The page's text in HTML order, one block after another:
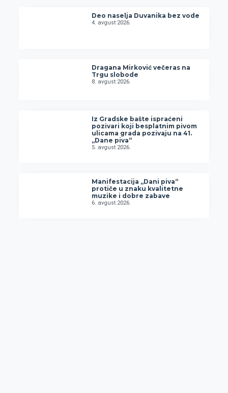
Deo naselja Duvanika bez vode
4. avgust 2026.
Dragana Mirković večeras na
Trgu slobode
8. avgust 2026.
Iz Gradske bašte ispraćeni
pozivari koji besplatnim pivom
ulicama grada pozivaju na 41.
„Dane piva“
5. avgust 2026.
Manifestacija „Dani piva“
protiče u znaku kvalitetne
muzike i dobre zabave
6. avgust 2026.